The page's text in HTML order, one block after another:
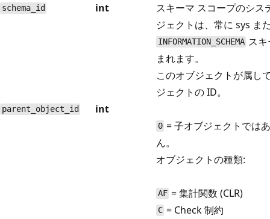
schema_id int
スキーマ スコープのシス
ジェクトは、常に sys ま
INFORMATION_SCHEMA ス
まれます。
parent_object_id int
このオブジェクトが属し
ジェクトの ID。
0 = 子オブジェクトでは
ん。
オブジェクトの種類:
AF = 集計関数 (CLR)
C = Check 制約